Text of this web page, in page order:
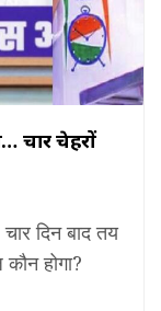
चार चेहरों
दिन बाद तय
कौन होगा?